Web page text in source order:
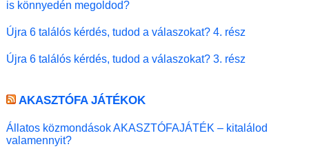
is könnyedén megoldod?
Újra 6 találós kérdés, tudod a válaszokat? 4. rész
Újra 6 találós kérdés, tudod a válaszokat? 3. rész
AKASZTÓFA JÁTÉKOK
Állatos közmondások AKASZTÓFAJÁTÉK – kitalálod
valamennyit?